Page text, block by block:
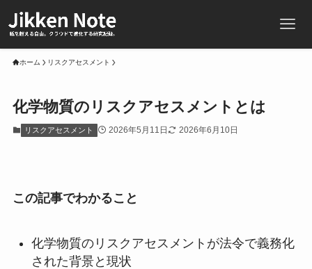
ホーム リスクアセスメント
化学物質のリスクアセスメントとは
リスクアセスメント 2026年5月11日 2026年6月10日
この記事でわかること
化学物質のリスクアセスメントが法令で義務化
された背景と現状